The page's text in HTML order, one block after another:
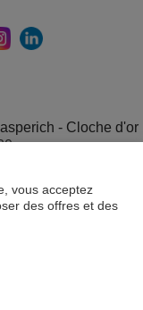
- Cloche d'or
:
vous acceptez
des offres et des